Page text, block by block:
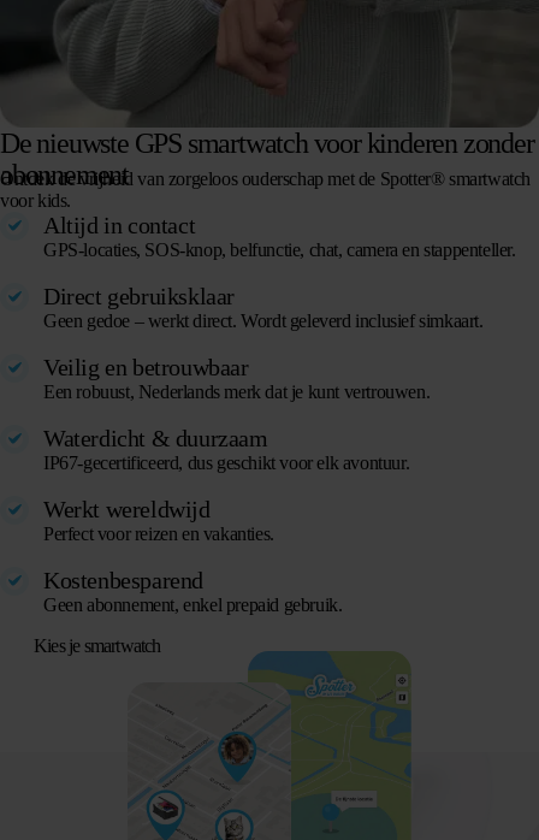
De nieuwste GPS smartwatch voor kinderen zonder
abonnement
Ontdek de vrijheid van zorgeloos ouderschap met de Spotter® smartwatch
voor kids.
Altijd in contact
GPS-locaties, SOS-knop, belfunctie, chat, camera en stappenteller.
Direct gebruiksklaar
Geen gedoe – werkt direct. Wordt geleverd inclusief simkaart.
Veilig en betrouwbaar
Een robuust, Nederlands merk dat je kunt vertrouwen.
Waterdicht & duurzaam
IP67-gecertificeerd, dus geschikt voor elk avontuur.
Werkt wereldwijd
Perfect voor reizen en vakanties.
Kostenbesparend
Geen abonnement, enkel prepaid gebruik.
Kies je smartwatch